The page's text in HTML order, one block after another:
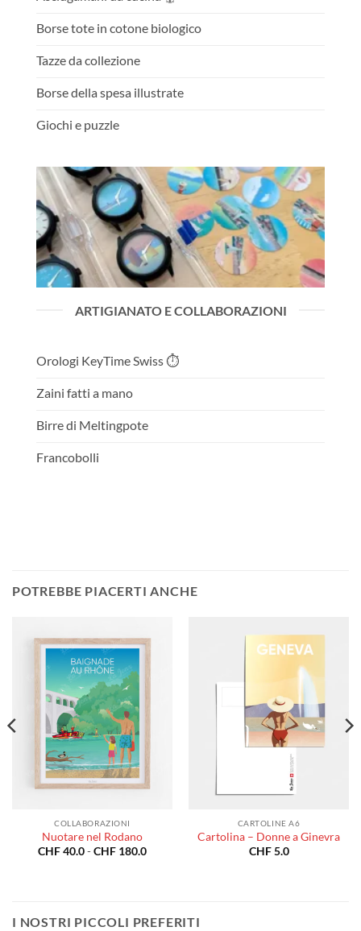
Borse tote in cotone biologico
Tazze da collezione
Borse della spesa illustrate
Giochi e puzzle
ARTIGIANATO E COLLABORAZIONI
Orologi KeyTime Swiss ⏱️
Zaini fatti a mano
Birre di Meltingpote
Francobolli
POTREBBE PIACERTI ANCHE
COLLABORAZIONI
Nuotare nel Rodano
CHF40.0-CHF 180.0Fascia
CARTOLINE A6
Cartolina – Donne a Ginevra
CHF5.0
I NOSTRI PICCOLI PREFERITI